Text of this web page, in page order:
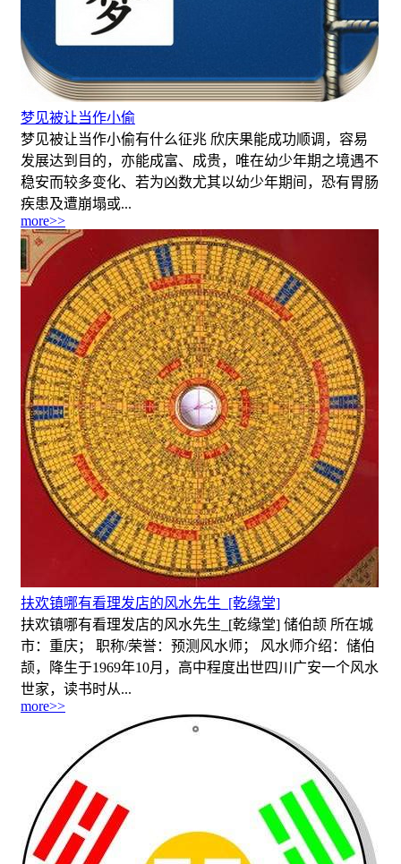
梦见被让当作小偷
梦见被让当作小偷有什么征兆 欣庆果能成功顺调，容易
发展达到目的，亦能成富、成贵，唯在幼少年期之境遇不
稳安而较多变化、若为凶数尤其以幼少年期间，恐有胃肠
疾患及遭崩塌或...
more>>
扶欢镇哪有看理发店的风水先生_[乾缘堂]
扶欢镇哪有看理发店的风水先生_[乾缘堂] 储伯颉 所在城
市：重庆； 职称/荣誉：预测风水师； 风水师介绍：储伯
颉，降生于1969年10月，高中程度出世四川广安一个风水
世家，读书时从...
more>>